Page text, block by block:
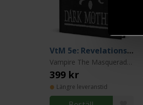
VtM 5e: Revelations of the Dark Mother
Vampire The Masquerade 5th Edition
399 kr
Längre leveranstid